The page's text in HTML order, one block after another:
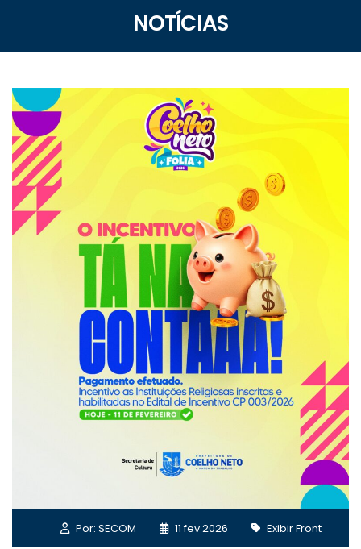
NOTÍCIAS
Por: SECOM 11 fev 2026 Exibir Front